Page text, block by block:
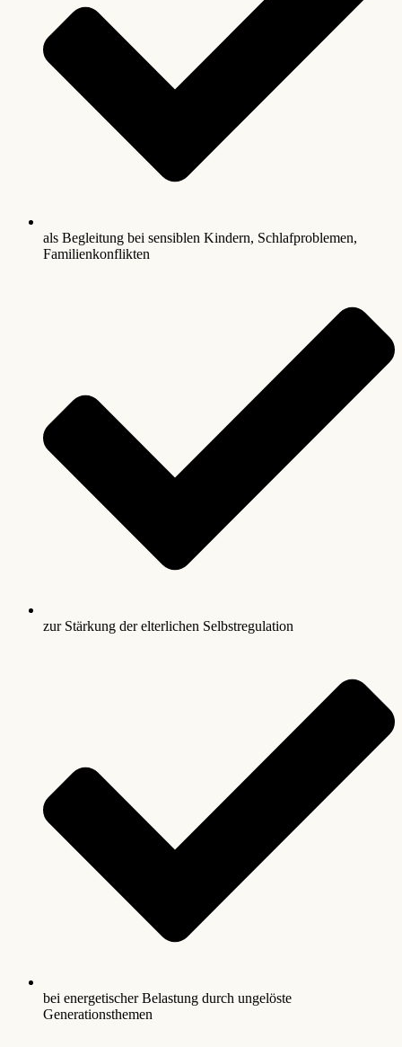
als Begleitung bei sensiblen Kindern, Schlafproblemen,
Familienkonflikten
zur Stärkung der elterlichen Selbstregulation
bei energetischer Belastung durch ungelöste
Generationsthemen